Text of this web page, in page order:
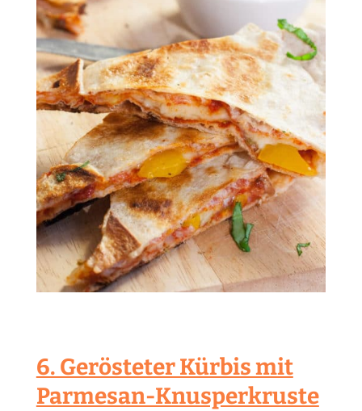
6. Gerösteter Kürbis mit
Parmesan-Knusperkruste